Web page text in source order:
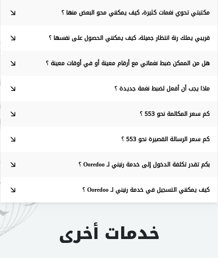
مكتبتي تحوي نغمات كثيرة، كيف يمكنني محو البعض منها ؟
قريبي يملك رنة انتظار جميلة، كيف يمكنني الحصول على نفسها ؟
هل من الممكن ضبط نغماتي مع أرقام معينة أو في أوقات معينة ؟
ماذا يجب أن أفعل لضبط نغمة جديدة ؟
كم سعر المكالمة نحو 553 ؟
كم سعر الرسالة القصيرة نحو 553 ؟
بكم تقدر تكلفة الدخول إلى خدمة رنيني لـ Ooredoo ؟
كيف يمكنني التسجيل في خدمة رنيني لـ Ooredoo ؟
خدمات أخرى